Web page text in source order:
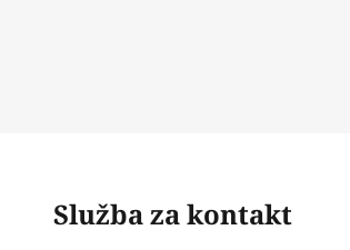
Služba za kontakt